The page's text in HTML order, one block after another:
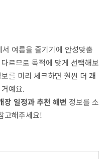
여름을 즐기기에 안성맞춤
르므로 목적에 맞게 선택해보
를 미리 체크하면 훨씬 더 쾌
예요.
장 일정과 추천 해변 정보를 소
고해주세요!